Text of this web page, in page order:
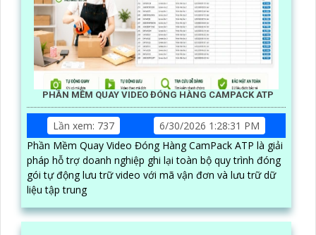
PHẦN MỀM QUAY VIDEO ĐÓNG HÀNG CAMPACK ATP
Lần xem: 737
6/30/2026 1:28:31 PM
Phần Mềm Quay Video Đóng Hàng CamPack ATP là giải
pháp hỗ trợ doanh nghiệp ghi lại toàn bộ quy trình đóng
gói tự động lưu trữ video với mã vận đơn và lưu trữ dữ
liệu tập trung